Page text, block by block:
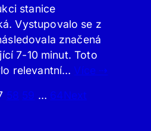
stanice
Vystupovalo se z
značená
7-10 minut. Toto
relevantní… Více ⇢
58 59 … 64Next